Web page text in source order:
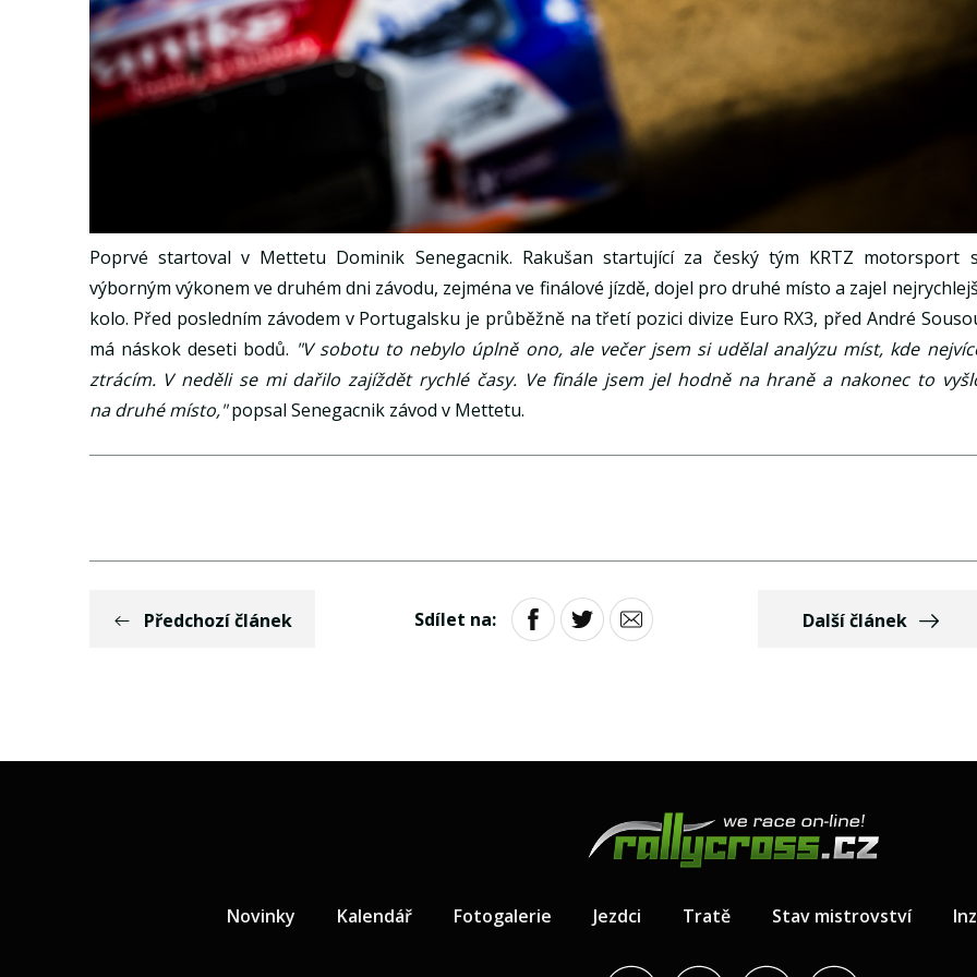
Poprvé startoval v Mettetu Dominik Senegacnik. Rakušan startující za český tým KRTZ motorsport
výborným výkonem ve druhém dni závodu, zejména ve finálové jízdě, dojel pro druhé místo a zajel
kolo. Před posledním závodem v Portugalsku je průběžně na třetí pozici divize Euro RX3, před André
má náskok deseti bodů. "V sobotu to nebylo úplně ono, ale večer jsem si udělal analýzu míst, kde
ztrácím. V neděli se mi dařilo zajíždět rychlé časy. Ve finále jsem jel hodně na hraně a nakonec to
na druhé místo,"popsal Senegacnik závod v Mettetu.
Předchozí článek Sdílet na: Další článek
Novinky Kalendář Fotogalerie Jezdci Tratě Stav mistrovství